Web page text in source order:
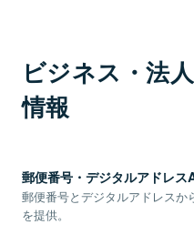
ビジネス・法
情報
郵便番号・デジタルアドレス
郵便番号とデジタルアドレスか
を提供。